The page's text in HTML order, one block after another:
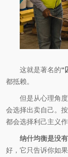
这就是著名的“
都抵赖。
但是从心理角
会选择出卖自己。
都会选择利己主义作
纳什均衡是没
好，它只告诉你如